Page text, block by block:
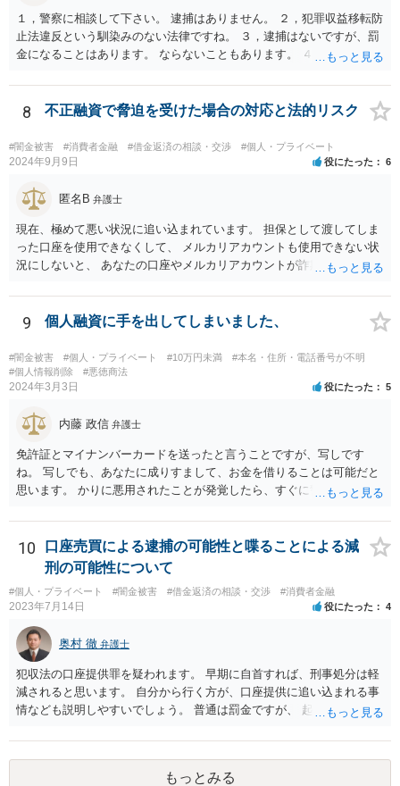
１，警察に相談して下さい。 逮捕はありません。 ２，犯罪収益移転防
止法違反という馴染みのない法律ですね。 ３，逮捕はないですが、罰
金になることはあります。 ならないこともあります。 ４，警察に自主
8 不正融資で脅迫を受けた場合の対応と法的リスク
#闇金被害 #消費者金融 #借金返済の相談・交渉 #個人・プライベート
2024年9月9日 役にたった 6
匿名B 弁護士
現在、極めて悪い状況に追い込まれています。 担保として渡してしま
った口座を使用できなくして、 メルカリアカウントも使用できない状
況にしないと、 あなたの口座やメルカリアカウントが詐欺や闇金の取
容疑で警察の調べを受けたり、第三者から損害賠償請求をされるなど
の過酷な状況へと追い込まれていきます。 警察や、金融機関、メルカ
9 個人融資に手を出してしまいました、
#闇金被害 #個人・プライベート #10万円未満
#本名・住所・電話番号が不明
#個人情報削除
#悪徳商法
2024年3月3日 役にたった 5
内藤 政信 弁護士
免許証とマイナンバーカードを送ったと言うことですが、写しです
ね。 写しでも、あなたに成りすまして、お金を借りることは可能だと
思います。 かりに悪用されたことが発覚したら、すぐに警察に相談し
10
口座売買による逮捕の可能性と喋ることによる減
刑の可能性について
#個人・プライベート #闇金被害 #借金返済の相談・交渉 #消費者金融
2023年7月14日 役にたった 4
奥村 徹 弁護士
犯収法の口座提供罪を疑われます。 早期に自首すれば、刑事処分は軽
減されると思います。 自分から行く方が、口座提供に追い込まれる事
情なども説明しやすいでしょう。 普通は罰金ですが、 起訴猶予も多い
もっとみる